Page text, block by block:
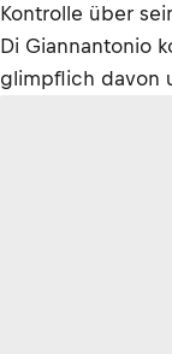
Kontrolle über
Di Giannantonio
glimpflich davon